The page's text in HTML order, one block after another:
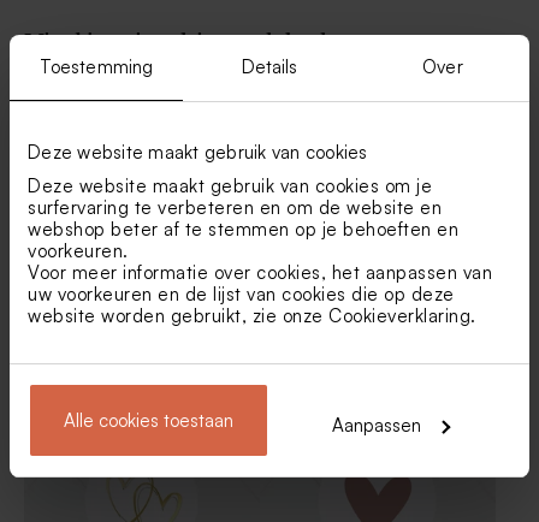
Toestemming Details Over
Deze website maakt gebruik van cookies
Deze website maakt gebruik van cookies om je
surfervaring te verbeteren en om de website en
webshop beter af te stemmen op je behoeften en
voorkeuren.
Voor meer informatie over cookies, het aanpassen van
uw voorkeuren en de lijst van cookies die op deze
website worden gebruikt, zie onze Cookieverklaring.
Alle cookies toestaan Aanpassen
Vind je misschien ook leuk
hartjes (3,7 cm)
(3,7 cm)